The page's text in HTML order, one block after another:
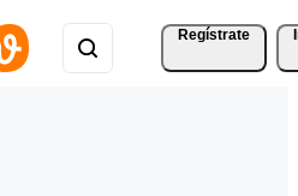
Regístrate